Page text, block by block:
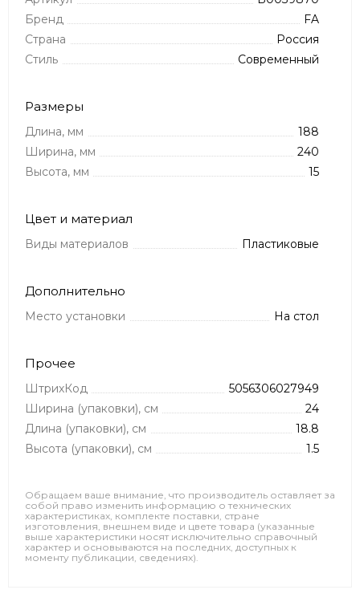
Бренд
FA
Страна
Россия
Стиль
Современный
Размеры
Длина, мм
188
Ширина, мм
240
Высота, мм
15
Цвет и материал
Виды материалов Пластиковые
Дополнительно
Место установки На стол
Прочее
ШтрихКод
5056306027949
Ширина (упаковки), см
24
Длина (упаковки), см
18.8
Высота (упаковки), см
1.5
Обращаем ваше внимание, что производитель оставляет за
собой право изменить информацию о технических
характеристиках, комплекте поставки, стране
изготовления, внешнем виде и цвете товара (указанные
выше характеристики носят исключительно справочный
характер и основываются на последних, доступных к
моменту публикации, сведениях).